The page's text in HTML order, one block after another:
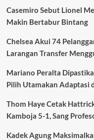
Casemiro Sebut Lionel
Makin Bertabur Bintang
Chelsea Akui 74
Larangan Transfer
Mariano Peralta
Pilih Utamakan Adaptasi
Thom Haye Cetak
Kamboja 5-1, Sang
Kadek Agung